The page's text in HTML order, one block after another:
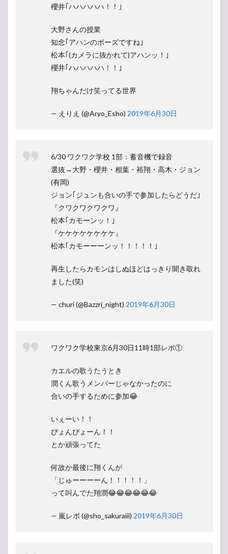
櫻井｢ハハハハハ！！｣
大野さんの授業
知念｢アハンのポーズですね｣
松本｢(カメラに抜かれて)アハンッ！｣
櫻井｢ハハハハハ！！｣
翔ちゃんだけ笑ってる世界
— えりえ (@Aryo_Esho) 2019年6月30日
6/30 ワクワク学校 1部：蓄音機で録音
選抜→大野・櫻井・相葉・裕翔・高木・ジョン
(有岡)
ジョン｢ジュンも合いの手で参加したらどうだ｣
『クワクワクワクワ』
松本｢カモーンッ！｣
『ケケケケケケケケ』
松本｢カモーーーンッ！！！！！｣
再生したらカモンはしぬほどはっきり聞き取れ
ました(笑)
— churi (@Bazzri_night) 2019年6月30日
ワクワク学校東京6月30日11時1部レポ①
カエルの歌うたうとき
潤くん歌うメンバーじゃなかったのに
合いの手するために参加😂
いぇーい！！
ぴょんぴょーん！！
とか頑張ってた
何故か最後に翔くんが
「じゅーーーーん！！！！！」
って叫んでた翔潤😂😂😂😂😂😂
— 嵐レポ (@sho_sakuraiii) 2019年6月30日